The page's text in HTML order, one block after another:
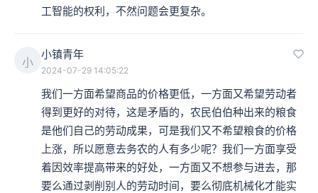
工智能的权利，不然问题会更复杂。
小
小镇青年
2024-07-29 14:05:22
我们一方面希望商品的价格更低，一方面又希望劳动者
得到更好的对待，这是矛盾的，农民伯伯种出来的粮食
是他们自己的劳动成果，可是我们又不希望粮食的价格
上涨，所以愿意去务农的人有多少呢？我们一方面享受
着因效率提高带来的好处，一方面又不想参与进去，那
要么通过剥削别人的劳动时间，要么彻底机械化才能实